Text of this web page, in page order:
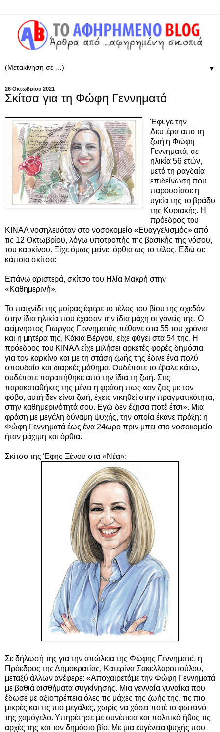
▼
26 Οκτωβρίου 2021
Σκίτσα για τη Φώφη Γεννηματά
Έφυγε την
Δευτέρα από τη
ζωή η Φώφη
Γεννηματά, σε
ηλικία 56 ετών,
μετά τη ραγδαία
επιδείνωση που
παρουσίασε η
υγεία της το βράδυ
της Κυριακής. Η
πρόεδρος του
ΚΙΝΑΛ νοσηλευόταν στο νοσοκομείο «Ευαγγελισμός» από
τις 12 Οκτωβρίου, λόγω υποτροπής της βασικής της νόσου,
του καρκίνου. Είχε όμως μείνει όρθια ως το τέλος. Εδώ σε
κάποια σκίτσα:
Επάνω αριστερά, σκίτσο του Ηλία Μακρή στην
«Καθημερινή».
Το παιχνίδι της μοίρας έφερε το τέλος του βίου της σχεδόν
στην ίδια ηλικία που έχασαν την ίδια μάχη οι γονείς της. Ο
αείμνηστος Γιώργος Γεννηματάς πέθανε στα 55 του χρόνια
και η μητέρα της, Κάκια Βέργου, είχε φύγει στα 54 της. Η
πρόεδρος του ΚΙΝΑΛ είχε μιλήσει αρκετές φορές δημόσια
για τον καρκίνο και με τη στάση ζωής της έδινε ένα πολύ
σπουδαίο και διαρκές μάθημα. Ουδέποτε το έβαλε κάτω,
ουδέποτε παραιτήθηκε από την ίδια τη ζωή. Στις
παρακαταθήκες της μένει η φράση πως «αν ζεις με τον
φόβο, αυτή δεν είναι ζωή, έχεις νικηθεί στην πραγματικότητα,
στην καθημερινότητά σου. Εγώ δεν έζησα ποτέ έτσι». Μια
φράση με μεγάλη δύναμη ψυχής, την οποία έκανε πράξη: η
Φώφη Γεννηματά έως ένα 24ωρο πριν μπει στο νοσοκομείο
ήταν μάχιμη και όρθια.
Σκίτσο της Έφης Ξένου στα «Νέα»:
Σε δήλωσή της για την απώλεια της Φώφης Γεννηματά, η
Πρόεδρος της Δημοκρατίας, Κατερίνα Σακελλαροπούλου,
μεταξύ άλλων ανέφερε: «Αποχαιρετάμε την Φώφη Γεννηματά
με βαθιά αισθήματα συγκίνησης. Μια γενναία γυναίκα που
έδωσε με αξιοπρέπεια όλες τις μάχες της ζωής της, τις πιο
μικρές και τις πιο μεγάλες, χωρίς να χάσει ποτέ το φωτεινό
της χαμόγελο. Υπηρέτησε με συνέπεια και πολιτικό ήθος τις
αρχές της και τον δημόσιο βίο. Με μια ευγένεια ψυχής που